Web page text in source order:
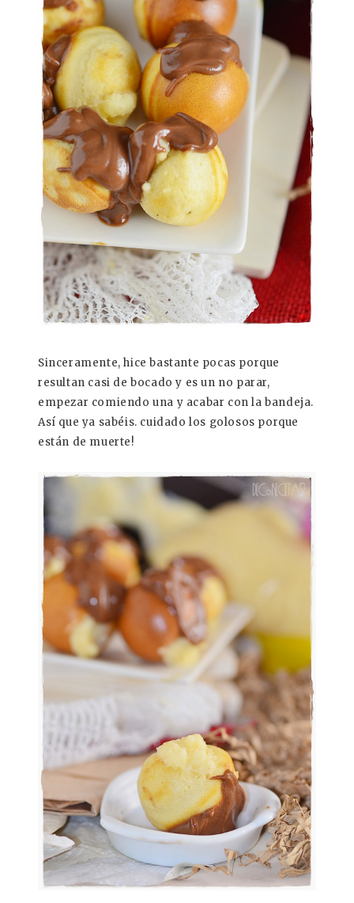
Sinceramente, hice bastante pocas porque
resultan casi de bocado y es un no parar,
empezar comiendo una y acabar con la bandeja.
Así que ya sabéis. cuidado los golosos porque
están de muerte!